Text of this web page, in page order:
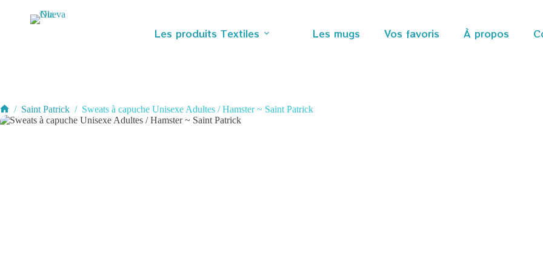
Les produits Textiles Les mugs Vos favoris À propos
Accueil
/ Saint Patrick / Sweats à capuche Unisexe Adultes / Hamster ~ Saint Patrick